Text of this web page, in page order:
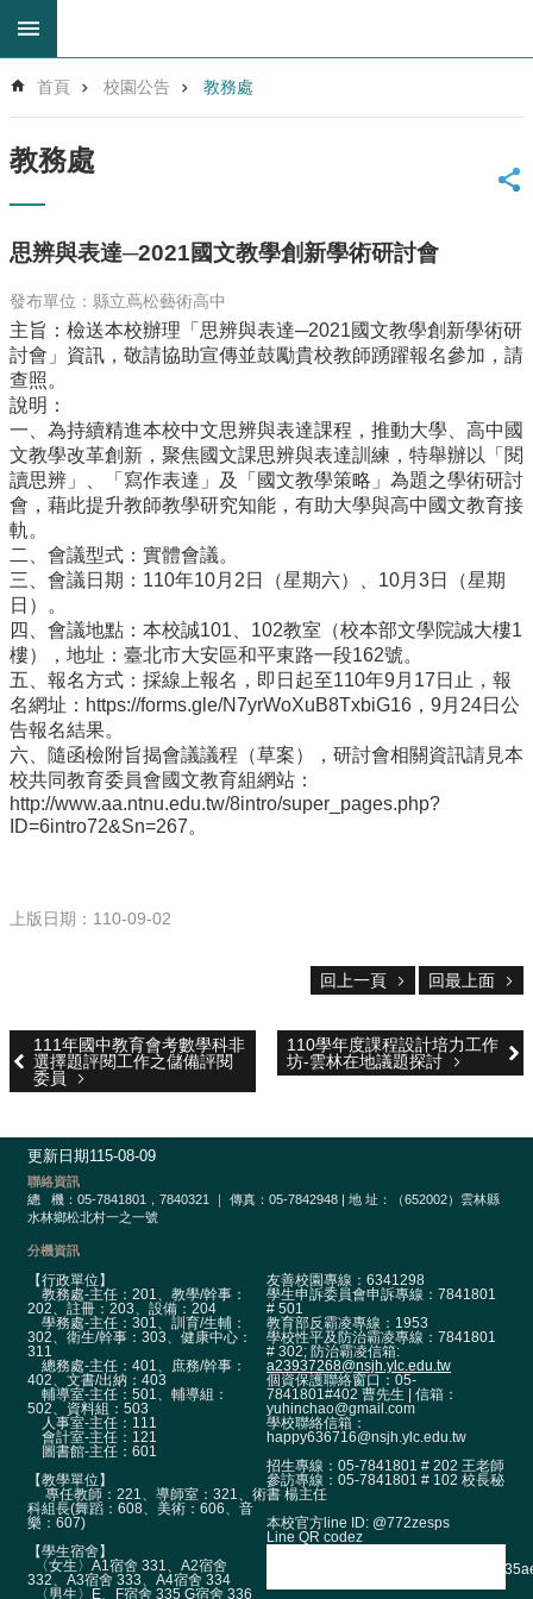
跳到主要內容區塊
階
搜
首
頁
網
站
導
覽
雲
林
縣
教
育
網
校
網
登
入
平
台
校
園
公
告
主
認
行
政
單
學
術
單
辦
學
成
果
生
導
招
生
資
首頁 校園公告 教務處
教務處
思辨與表達─2021國文教學創新學術研討會
發布單位：縣立蔦松藝術高中
主旨：檢送本校辦理「思辨與表達─2021國文教學創新學術研
討會」資訊，敬請協助宣傳並鼓勵貴校教師踴躍報名參加，請
查照。
說明：
一、為持續精進本校中文思辨與表達課程，推動大學、高中國
文教學改革創新，聚焦國文課思辨與表達訓練，特舉辦以「閱
讀思辨」、「寫作表達」及「國文教學策略」為題之學術研討
會，藉此提升教師教學研究知能，有助大學與高中國文教育接
軌。
二、會議型式：實體會議。
三、會議日期：110年10月2日（星期六）、10月3日（星期
日）。
四、會議地點：本校誠101、102教室（校本部文學院誠大樓1
樓），地址：臺北市大安區和平東路一段162號。
五、報名方式：採線上報名，即日起至110年9月17日止，報
名網址：https://forms.gle/N7yrWoXuB8TxbiG16，9月24日公
告報名結果。
六、隨函檢附旨揭會議議程（草案），研討會相關資訊請見本
校共同教育委員會國文教育組網站：
http://www.aa.ntnu.edu.tw/8intro/super_pages.php?
ID=6intro72&Sn=267。
上版日期：110-09-02
回上一頁 回最上面
111年國中教育會考數學科非
選擇題評閱工作之儲備評閱
委員
110學年度課程設計培力工作
坊-雲林在地議題探討
更新日期115-08-09
聯絡資訊
總
機：05-7841801，7840321 ｜ 傳真：05-7842948 | 地 址：（652002）雲林縣
水林鄉松北村一之一號
分機資訊
【行政單位】
教務處-主任：201、教學/幹事：
202、註冊：203、設備：204
學務處-主任：301、訓育/生輔：
302、衛生/幹事：303、健康中心：
311
總務處-主任：401、庶務/幹事：
402、文書/出納：403
輔導室-主任：501、輔導組：
502、資料組：503
人事室-主任：111
會計室-主任：121
圖書館-主任：601
【教學單位】
專任教師：221、導師室：321、術
科組長(舞蹈：608、美術：606、音
樂：607)
【學生宿舍】
〈女生〉A1宿舍 331、A2宿舍
332、A3宿舍 333、A4宿舍 334
〈男生〉E、F宿舍 335 G宿舍 336
友善校園專線：6341298
學生申訴委員會申訴專線：7841801
# 501
教育部反霸凌專線：1953
學校性平及防治霸凌專線：7841801
# 302; 防治霸凌信箱:
a23937268@nsjh.ylc.edu.tw
個資保護聯絡窗口：05-
7841801#402 曹先生 | 信箱：
yuhinchao@gmail.com
學校聯絡信箱：
happy636716@nsjh.ylc.edu.tw
招生專線：05-7841801 # 202 王老師
參訪專線：05-7841801 # 102 校長秘
書 楊主任
本校官方line ID: @772zesps
Line QR codez